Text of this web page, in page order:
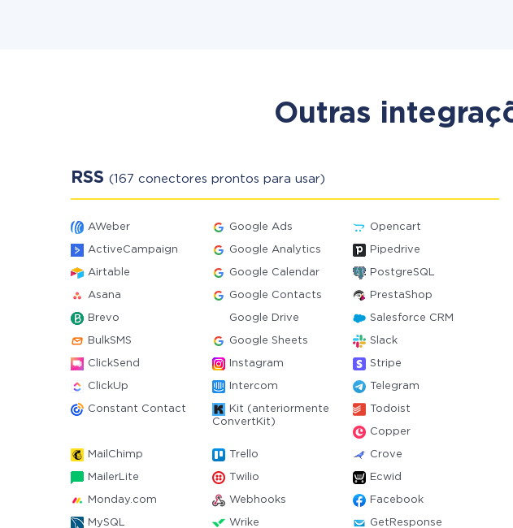
Outras
RSS (167 conectores prontos para usar)
AWeber Google Ads Opencart
ActiveCampaign Google Analytics Pipedrive
Airtable Google Calendar PostgreSQL
Asana Google Contacts PrestaShop
Brevo Google Drive Salesforce CRM
BulkSMS Google Sheets Slack
ClickSend Instagram Stripe
ClickUp Intercom Telegram
Constant Contact
Kit (anteriormente
ConvertKit)
Todoist
Copper
MailChimp Trello Crove
MailerLite Twilio Ecwid
Monday.com Webhooks Facebook
MySQL Wrike GetResponse